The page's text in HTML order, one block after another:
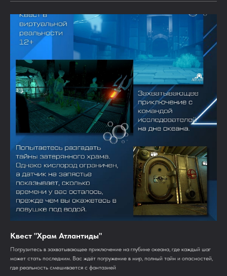
Квест "Храм Атлантиды"
Погрузитесь в захватывающее приключение на глубине океана, где каждый шаг
может стать последним. Вас ждёт погружение в мир, полный тайн и опасностей,
где реальность смешивается с фантазией